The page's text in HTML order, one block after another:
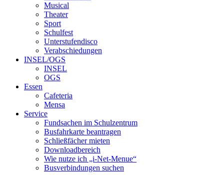
Musical
Theater
Sport
Schulfest
Unterstufendisco
Verabschiedungen
INSEL/OGS
INSEL
OGS
Essen
Cafeteria
Mensa
Service
Fundsachen im Schulzentrum
Busfahrkarte beantragen
Schließfächer mieten
Downloadbereich
Wie nutze ich „i-Net-Menue“
Busverbindungen suchen